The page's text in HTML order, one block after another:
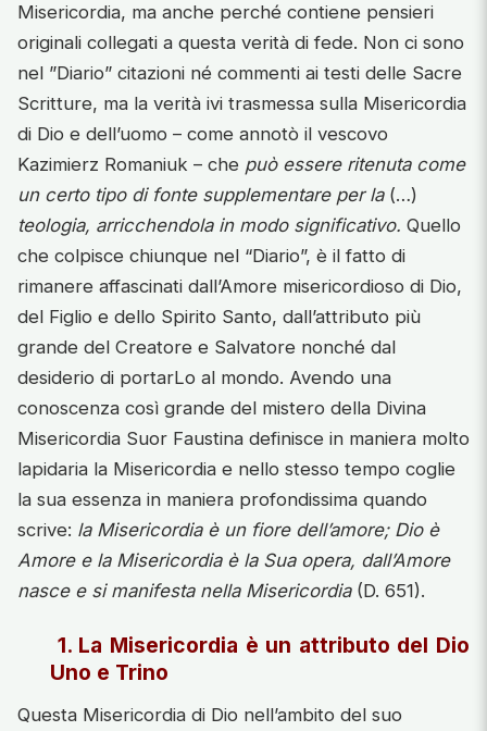
Misericordia, ma anche perché contiene pensieri
originali collegati a questa verità di fede. Non ci sono
nel ”Diario” citazioni né commenti ai testi delle Sacre
Scritture, ma la verità ivi trasmessa sulla Misericordia
di Dio e dell’uomo – come annotò il vescovo
Kazimierz Romaniuk – che può essere ritenuta come
un certo tipo di fonte supplementare per la(…)
teologia, arricchendola in modo significativo. Quello
che colpisce chiunque nel “Diario”, è il fatto di
rimanere affascinati dall’Amore misericordioso di Dio,
del Figlio e dello Spirito Santo, dall’attributo più
grande del Creatore e Salvatore nonché dal
desiderio di portarLo al mondo. Avendo una
conoscenza così grande del mistero della Divina
Misericordia Suor Faustina definisce in maniera molto
lapidaria la Misericordia e nello stesso tempo coglie
la sua essenza in maniera profondissima quando
scrive: la Misericordia è un fiore dell’amore; Dio è
Amore e la Misericordia è la Sua opera, dall’Amore
nasce e si manifesta nella Misericordia(D. 651).
1. La Misericordia è un attributo del Dio
Uno e Trino
Questa Misericordia di Dio nell’ambito del suo